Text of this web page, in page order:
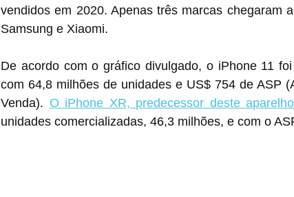
vendidos em 2020. Apenas três marcas chegaram
Samsung e Xiaomi.
De acordo com o gráfico divulgado, o iPhone 11
com 64,8 milhões de unidades e US$ 754 de ASP
Venda). O iPhone XR, predecessor deste
unidades comercializadas, 46,3 milhões, e com o